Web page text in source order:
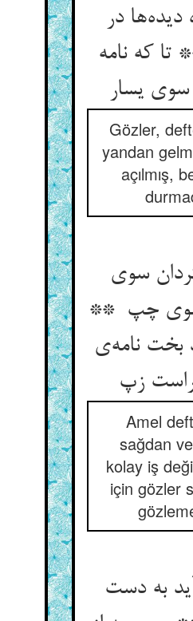
دیده‌ها در
تا که نامه
Gözler,
yandan
açılmış,
سوی
چپ **
بخت نامه‌ی
Amel
sağdan
kolay iş
için gözler
به دست